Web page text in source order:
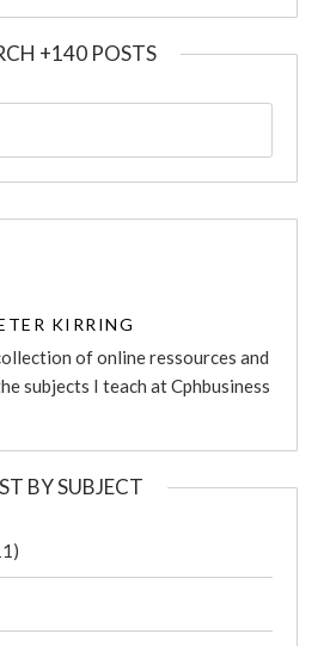
+140 POSTS
KIRRING
of online ressources and
subjects I teach at Cphbusiness
BY SUBJECT